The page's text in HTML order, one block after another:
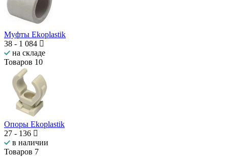
Муфты Ekoplastik
38 - 1 084
на складе
Товаров 10
Опоры Ekoplastik
27 - 136
в наличии
Товаров 7